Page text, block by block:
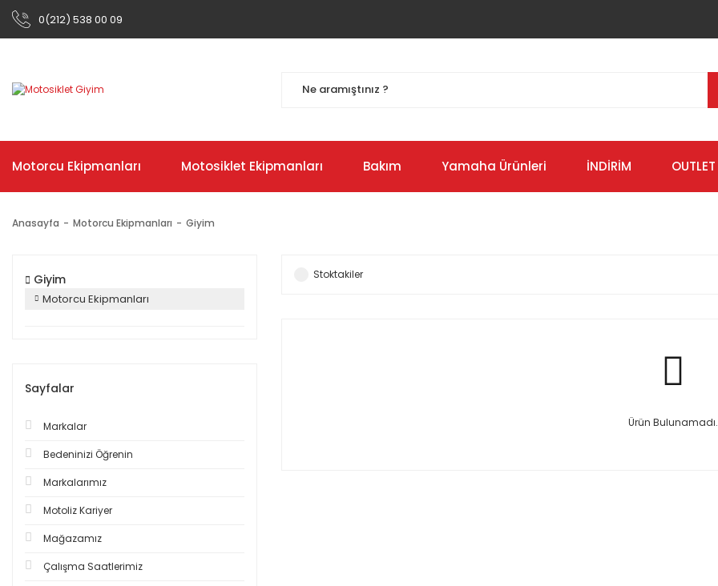
0(212) 538 00 09
Motorcu Ekipmanları Motosiklet Ekipmanları Bakım Yamaha Ürünleri İNDİRİM OUTLET
Anasayfa Motorcu Ekipmanları Giyim
Giyim
Motorcu Ekipmanları
Sayfalar
Markalar
Bedeninizi Öğrenin
Markalarımız
Motoliz Kariyer
Mağazamız
Çalışma Saatlerimiz
Stoktakiler
Ürün Bulunamadı.